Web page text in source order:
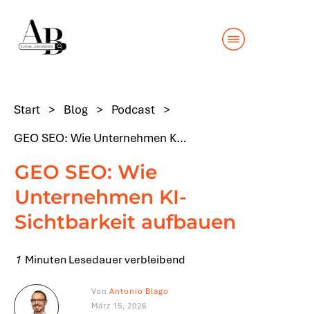
Start > Blog > Podcast >
GEO SEO: Wie Unternehmen KI-Sichtbarkeit aufbauen
GEO SEO: Wie
Unternehmen KI-
Sichtbarkeit aufbauen
1 Minuten Lesedauer verbleibend
Von Antonio Blago
März 15, 2026